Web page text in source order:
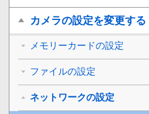
カメラの設定を変更する
メモリーカードの設定
ファイルの設定
ネットワークの設定